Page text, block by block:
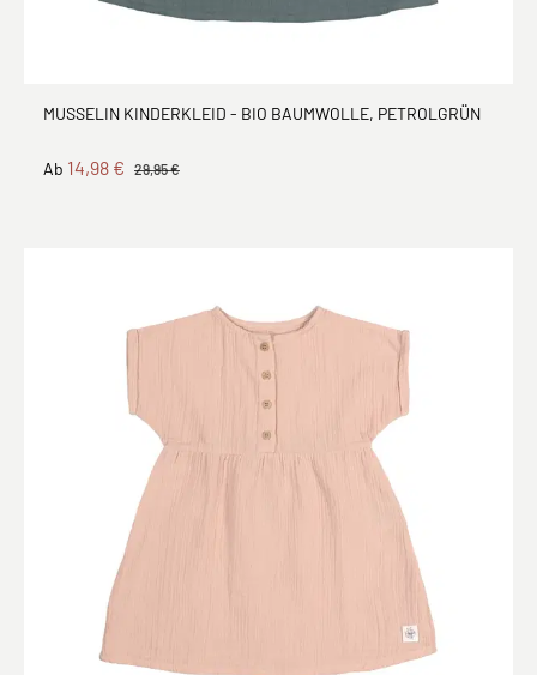
MUSSELIN KINDERKLEID - BIO BAUMWOLLE, PETROLGRÜN
Ab 14,98 € 29,95 €